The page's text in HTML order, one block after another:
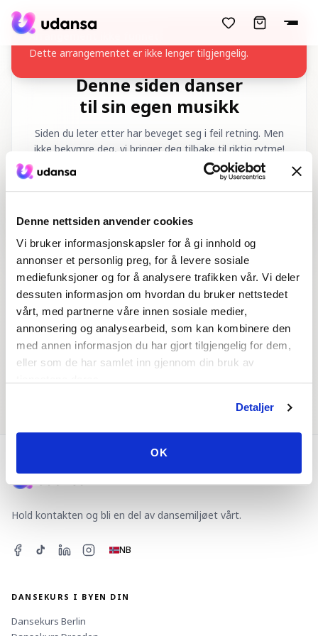
Denne nettsiden anvender cookies
Vi bruker informasjonskapsler for å gi innhold og
annonser et personlig preg, for å levere sosiale
mediefunksjoner og for å analysere trafikken vår. Vi deler
dessuten informasjon om hvordan du bruker nettstedet
vårt, med partnerne våre innen sosiale medier,
annonsering og analysearbeid, som kan kombinere den
med annen informasjon du har gjort tilgjengelig for dem,
eller som de har samlet inn gjennom din bruk av
Detaljer
OK
accessibility.skipToMainContent
Arrangement ikke funnet
Dette arrangementet er ikke lenger tilgjengelig.
Denne siden danser
til sin egen musikk
Siden du leter etter har beveget seg i feil retning. Men
ikke bekymre deg, vi bringer deg tilbake til riktig rytme!
Hold kontakten og bli en del av dansemiljøet vårt.
NB
DANSEKURS I BYEN DIN
Dansekurs Berlin